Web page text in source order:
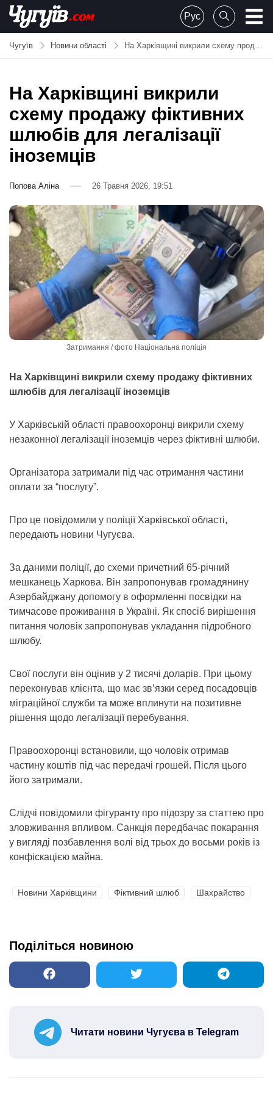
Skip
content
Chuguiv
Рус
Чугуїв Новини області На Харківщині викрили схему продажу фіктивних шлюбів для легалізації іноземців
На Харківщині викрили
схему продажу фіктивних
шлюбів для легалізації
іноземців
Попова Аліна 26 Травня 2026, 19:51
Затримання / фото Національна поліція
На Харківщині викрили схему продажу фіктивних
шлюбів для легалізації іноземців
У Харківській області правоохоронці викрили схему
незаконної легалізації іноземців через фіктивні шлюби.
Організатора затримали під час отримання частини
оплати за “послугу”.
Про це повідомили у поліції Харківської області,
передають новини Чугуєва.
За даними поліції, до схеми причетний 65-річний
мешканець Харкова. Він запропонував громадянину
Азербайджану допомогу в оформленні посвідки на
тимчасове проживання в Україні. Як спосіб вирішення
питання чоловік запропонував укладання підробного
шлюбу.
Свої послуги він оцінив у 2 тисячі доларів. При цьому
переконував клієнта, що має зв’язки серед посадовців
міграційної служби та може вплинути на позитивне
рішення щодо легалізації перебування.
Правоохоронці встановили, що чоловік отримав
частину коштів під час передачі грошей. Після цього
його затримали.
Слідчі повідомили фігуранту про підозру за статтею про
зловживання впливом. Санкція передбачає покарання
у вигляді позбавлення волі від трьох до восьми років із
конфіскацією майна.
Новини Харківщини Фіктивний шлюб Шахрайство
Поділіться новиною
Читати новини Чугуєва в Telegram